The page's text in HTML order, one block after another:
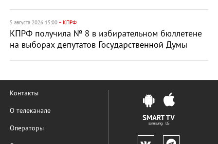
5 августа 2026 15:00 – КПРФ
КПРФ получила № 8 в избирательном бюллетене
на выборах депутатов Государственной Думы
Контакты
О телеканале
Операторы
SMART TV
samsung LG